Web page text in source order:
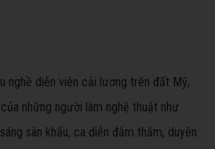
nghề diễn viên cải lương trên đất Mỹ,
những người làm nghệ thuật như
sân khấu, ca diễn đằm thắm, duyên